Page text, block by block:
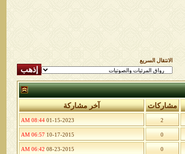
الانتقال السريع
مشاركات آخر مشاركة
2
01-15-2023
08:44 AM
0
10-17-2015
06:57 AM
0
08-23-2015
06:42 AM